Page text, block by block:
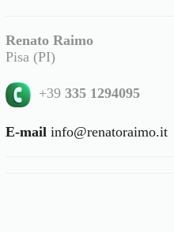
Renato Raimo
Pisa (PI)
+39 335 1294095
E-mail info@renatoraimo.it